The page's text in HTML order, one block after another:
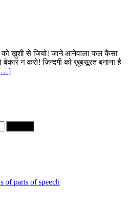
को ख़ुशी से जियो! जाने आनेवाला कल कैसा
न करो! ज़िन्दगी को ख़ूबसूरत बनाना है
of parts of speech